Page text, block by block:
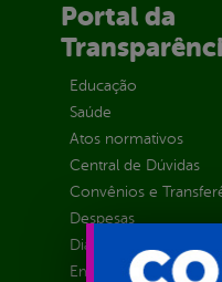
Portal da
Educação
Saúde
Atos normativos
Central de Dúvidas
Convênios e
Despesas
Diárias
Emendas